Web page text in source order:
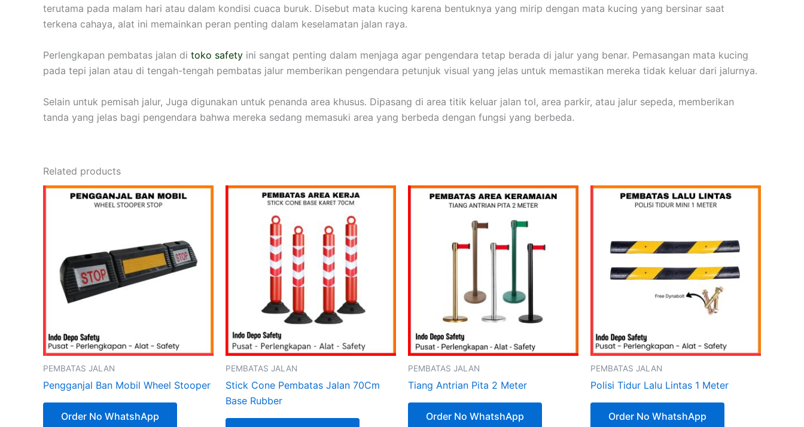
terutama pada malam hari atau dalam kondisi cuaca buruk. Disebut mata kucing karena bentuknya yang mirip dengan mata kucing yang bersinar saat
terkena cahaya, alat ini memainkan peran penting dalam keselamatan jalan raya.
Perlengkapan pembatas jalan di toko safety ini sangat penting dalam menjaga agar pengendara tetap berada di jalur yang benar. Pemasangan mata kucing
pada tepi jalan atau di tengah-tengah pembatas jalur memberikan pengendara petunjuk visual yang jelas untuk memastikan mereka tidak keluar dari jalurnya.
Selain untuk pemisah jalur, Juga digunakan untuk penanda area khusus. Dipasang di area titik keluar jalan tol, area parkir, atau jalur sepeda, memberikan
tanda yang jelas bagi pengendara bahwa mereka sedang memasuki area yang berbeda dengan fungsi yang berbeda.
Related products
PEMBATAS JALAN
Pengganjal Ban Mobil Wheel Stooper
Order No WhatshApp
PEMBATAS JALAN
Stick Cone Pembatas Jalan 70Cm
Base Rubber
PEMBATAS JALAN
Tiang Antrian Pita 2 Meter
Order No WhatshApp
PEMBATAS JALAN
Polisi Tidur Lalu Lintas 1 Meter
Order No WhatshApp